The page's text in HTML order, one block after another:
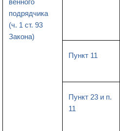
подрядчика
(ч. 1 ст. 93
Закона)
Пункт 11
Пункт 23 и п.
11